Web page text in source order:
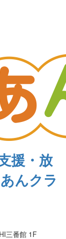
援・放
んクラ
三番館 1F